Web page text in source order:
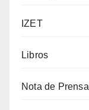
IZET
Libros
Nota de Prensa